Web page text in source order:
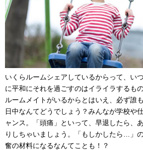
いくらルームシェアしているからって、い
に平和にそれを過ごすのはイライラするも
ルームメイトがいるからとはいえ、必ず誰
日中なんてどうでしょう？みんなが学校や
ャンス。「頭痛」といって、早退したら、
りしちゃいましょう。「もしかしたら…」
奮の材料になるなんてことも！？